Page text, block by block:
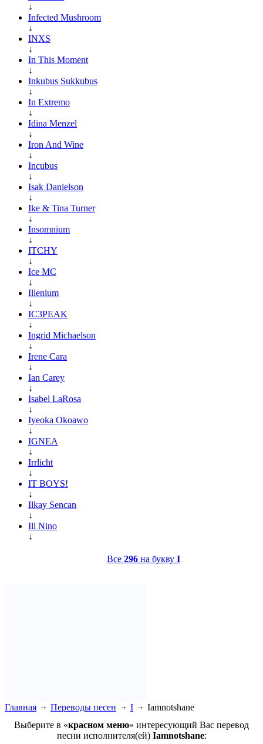
↓
Infected Mushroom
↓
INXS
↓
In This Moment
↓
Inkubus Sukkubus
↓
In Extremo
↓
Idina Menzel
↓
Iron And Wine
↓
Incubus
↓
Isak Danielson
↓
Ike & Tina Turner
↓
Insomnium
↓
ITCHY
↓
Ice MC
↓
Illenium
↓
IC3PEAK
↓
Ingrid Michaelson
↓
Irene Cara
↓
Ian Carey
↓
Isabel LaRosa
↓
Iyeoka Okoawo
↓
IGNEA
↓
Irrlicht
↓
IT BOYS!
↓
Ilkay Sencan
↓
Ill Nino
↓
Все 296на букву I
Главная Переводы песен I
Iamnotshane
Выберите в «красном меню» интересующий Вас перевод
песни исполнителя(ей) Iamnotshane: